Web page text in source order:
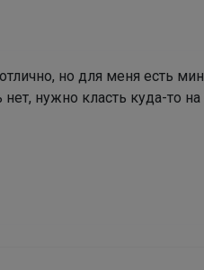
но для меня есть
нужно класть куда-то